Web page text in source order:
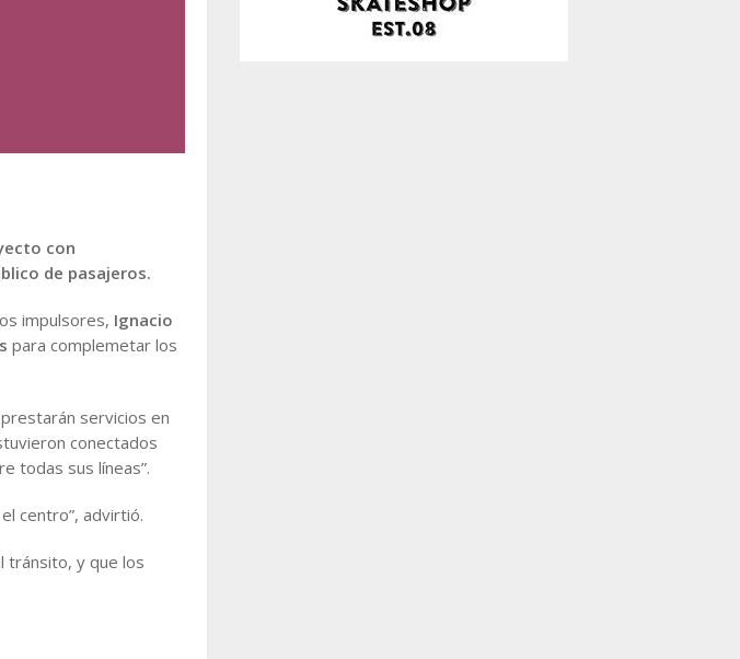
con
de pasajeros.
impulsores, Ignacio
para complemetar los
servicios en
conectados
todas sus líneas”.
centro”, advirtió.
tránsito, y que los